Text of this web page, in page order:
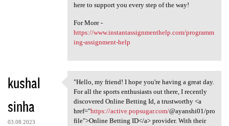
here to support you every step of the way!
For More -
https://www.instantassignmenthelp.com/programm
ing-assignment-help
kushal
sinha
03.08.2023
"Hello, my friend! I hope you
"Hello, my friend! I hope you're having a great day.
For all the sports enthusiasts out there, I recently
discovered Online Betting Id, a trustworthy <a
href="https://active.popsugar.com/@ayanshi01/pro
file">Online Betting ID</a> provider. With their